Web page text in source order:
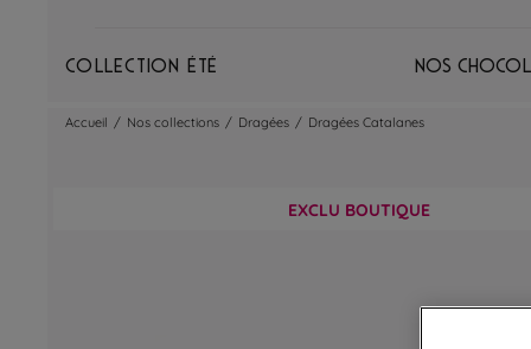
Collection Été Nos
Accueil / Nos collections / Dragées / Dragées Catalanes
EXCLU BOUTIQUE